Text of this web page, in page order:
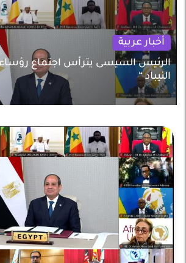
أخبار عربية
الرئيس السيسى يترأس اجتماع
النيباد “